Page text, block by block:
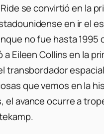
Ride se convirtió en la
en ir el
no fue hasta 1995
a Eileen Collins en la
transbordador
que vemos en la
el avance ocurre a